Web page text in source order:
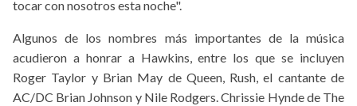
tocar con nosotros esta noche".
Algunos de los nombres más importantes de la música
acudieron a honrar a Hawkins, entre los que se incluyen
Roger Taylor y Brian May de Queen, Rush, el cantante de
AC/DC Brian Johnson y Nile Rodgers. Chrissie Hynde de The